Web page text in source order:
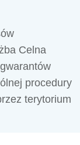
Celna
procedury
terytorium